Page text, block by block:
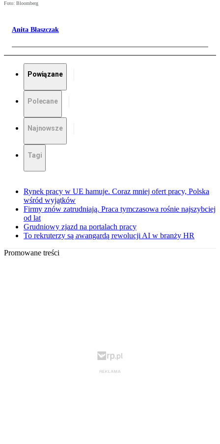
Foto: Bloomberg
Anita Błaszczak
Powiązane
Polecane
Najnowsze
Tagi
Rynek pracy w UE hamuje. Coraz mniej ofert pracy, Polska
wśród wyjątków
Firmy znów zatrudniają. Praca tymczasowa rośnie najszybciej
od lat
Grudniowy zjazd na portalach pracy
To rekruterzy są awangardą rewolucji AI w branży HR
Promowane treści